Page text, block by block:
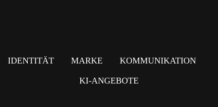
IDENTITÄT MARKE KOMMUNIKATION
KI-ANGEBOTE